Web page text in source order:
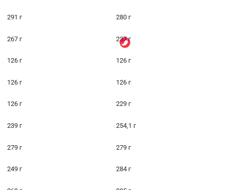
291 г 280 г
267 г 237 г
126 г 126 г
126 г 126 г
126 г 229 г
239 г 254,1 г
279 г 279 г
249 г 284 г